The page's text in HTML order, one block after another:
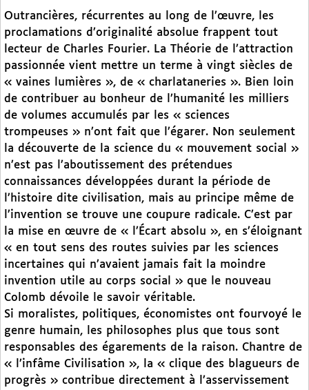
Outrancières, récurrentes au long de l’œuvre, les
proclamations d’originalité absolue frappent tout
lecteur de Charles Fourier. La Théorie de l’attraction
passionnée vient mettre un terme à vingt siècles de
« vaines lumières », de « charlataneries ». Bien loin
de contribuer au bonheur de l’humanité les milliers
de volumes accumulés par les « sciences
trompeuses » n’ont fait que l’égarer. Non seulement
la découverte de la science du « mouvement social »
n’est pas l’aboutissement des prétendues
connaissances développées durant la période de
l’histoire dite civilisation, mais au principe même de
l’invention se trouve une coupure radicale. C’est par
la mise en œuvre de « l’Écart absolu », en s’éloignant
« en tout sens des routes suivies par les sciences
incertaines qui n’avaient jamais fait la moindre
invention utile au corps social » que le nouveau
Colomb dévoile le savoir véritable.
Si moralistes, politiques, économistes ont fourvoyé le
genre humain, les philosophes plus que tous sont
responsables des égarements de la raison. Chantre de
« l’infâme Civilisation », la « clique des blagueurs de
progrès » contribue directement à l’asservissement